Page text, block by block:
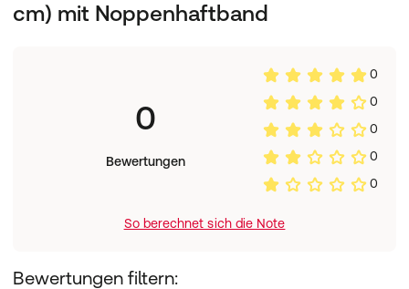
cm) mit Noppenhaftband
0
Bewertungen
0
0
0
0
0
So berechnet sich die Note
Bewertungen filtern: